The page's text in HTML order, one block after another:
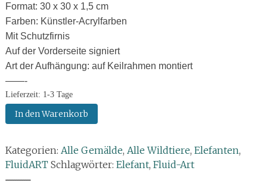
Format: 30 x 30 x 1,5 cm
Farben: Künstler-Acrylfarben
Mit Schutzfirnis
Auf der Vorderseite signiert
Art der Aufhängung: auf Keilrahmen montiert
——-
Lieferzeit: 1-3 Tage
Gießbild/Gemälde:
Erfrischender
Menge
In den Warenkorb
Kategorien: Alle Gemälde, Alle Wildtiere, Elefanten,
FluidART Schlagwörter: Elefant, Fluid-Art
--------------